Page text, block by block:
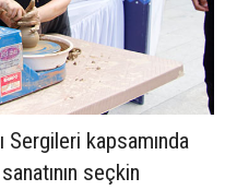
Sergileri kapsamında
seçkin